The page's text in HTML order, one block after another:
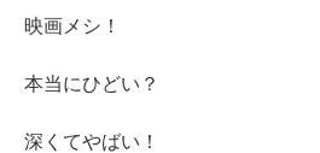
映画メシ！
本当にひどい？
深くてやばい！